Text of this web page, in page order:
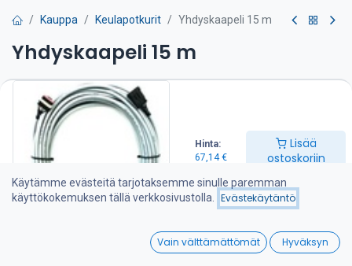
Hinta:
67,14€
Lisää
ostoskoriin
Wishlist
Kauppa Keulapotkurit Yhdyskaapeli 15 m
Yhdyskaapeli 15 m
67,14
Lisää ostoskoriin
Lisää toivelistalle
Käytämme evästeitä tarjotaksemme sinulle paremman
käyttökokemuksen tällä verkkosivustolla.
Evästekäytäntö
Vain välttämättömät Hyväksyn